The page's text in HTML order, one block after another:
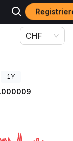
CHF
1Y